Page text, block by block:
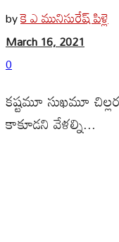
byకె ఎ మునిసురేష్ పిళ్లె
March 16, 2021
0
కష్టమూ సుఖమూ
కాకూడని వేళల్ని...